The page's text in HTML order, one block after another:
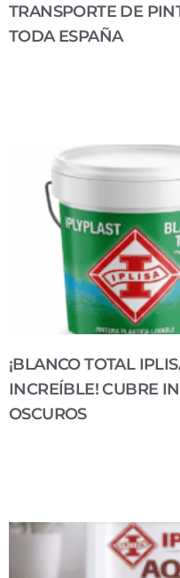
TRANSPORTE DE
TODA ESPAÑA
¡BLANCO TOTAL
INCREÍBLE! CUBRE
OSCUROS